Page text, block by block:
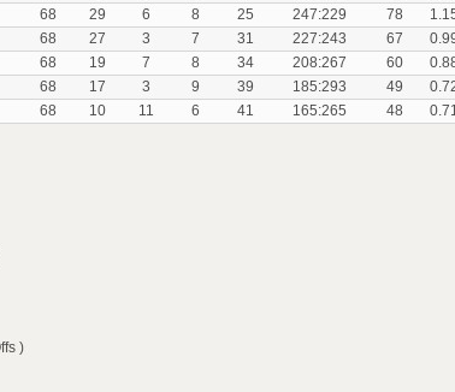
68 29 6 8 25 247:229 78
68 27 3 7 31 227:243 67
68 19 7 8 34 208:267 60
68 17 3 9 39 185:293 49
68 10 11 6 41 165:265 48
)